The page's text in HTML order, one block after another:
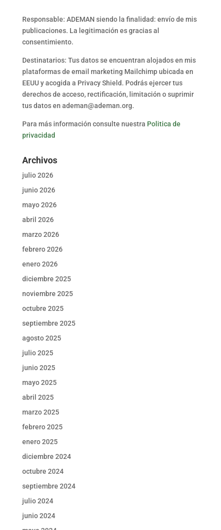
Responsable: ADEMAN siendo la finalidad: envío de mis
publicaciones. La legitimación es gracias al
consentimiento.
Destinatarios: Tus datos se encuentran alojados en mis
plataformas de email marketing Mailchimp ubicada en
EEUU y acogida a Privacy Shield. Podrás ejercer tus
derechos de acceso, rectificación, limitación o suprimir
tus datos en ademan@ademan.org.
Para más información consulte nuestra Politica de
privacidad
Archivos
julio 2026
junio 2026
mayo 2026
abril 2026
marzo 2026
febrero 2026
enero 2026
diciembre 2025
noviembre 2025
octubre 2025
septiembre 2025
agosto 2025
julio 2025
junio 2025
mayo 2025
abril 2025
marzo 2025
febrero 2025
enero 2025
diciembre 2024
octubre 2024
septiembre 2024
julio 2024
junio 2024